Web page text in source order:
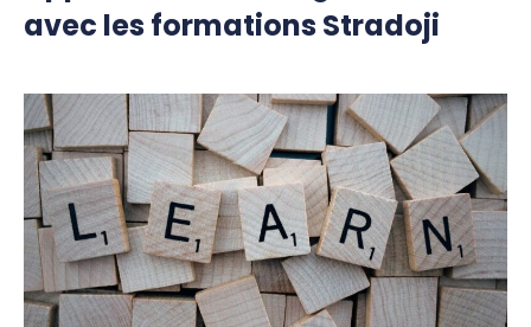
avec les formations Stradoji